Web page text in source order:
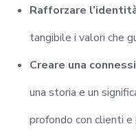
Rafforzare
tangibile i valori che
Creare una
una storia e un
profondo con clienti e